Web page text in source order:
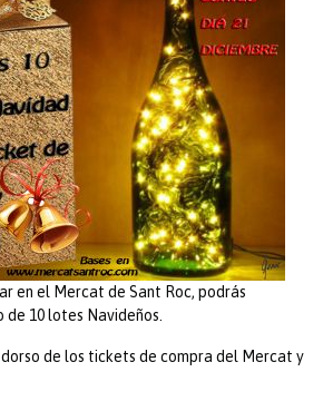
en el Mercat de Sant Roc, podrás
10 lotes Navideños.
de los tickets de compra del Mercat y